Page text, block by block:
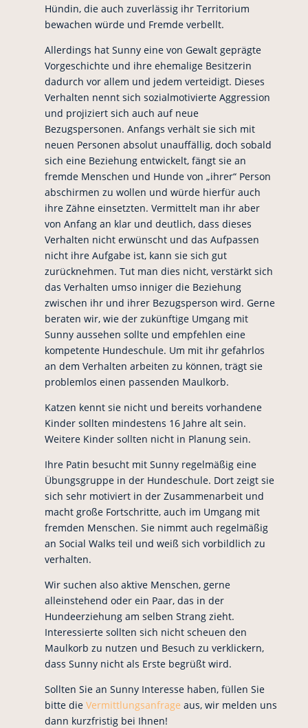
Hündin, die auch zuverlässig ihr Territorium
bewachen würde und Fremde verbellt.
Allerdings hat Sunny eine von Gewalt geprägte
Vorgeschichte und ihre ehemalige Besitzerin
dadurch vor allem und jedem verteidigt. Dieses
Verhalten nennt sich sozialmotivierte Aggression
und projiziert sich auch auf neue
Bezugspersonen. Anfangs verhält sie sich mit
neuen Personen absolut unauffällig, doch sobald
sich eine Beziehung entwickelt, fängt sie an
fremde Menschen und Hunde von „ihrer“ Person
abschirmen zu wollen und würde hierfür auch
ihre Zähne einsetzten. Vermittelt man ihr aber
von Anfang an klar und deutlich, dass dieses
Verhalten nicht erwünscht und das Aufpassen
nicht ihre Aufgabe ist, kann sie sich gut
zurücknehmen. Tut man dies nicht, verstärkt sich
das Verhalten umso inniger die Beziehung
zwischen ihr und ihrer Bezugsperson wird. Gerne
beraten wir, wie der zukünftige Umgang mit
Sunny aussehen sollte und empfehlen eine
kompetente Hundeschule. Um mit ihr gefahrlos
an dem Verhalten arbeiten zu können, trägt sie
problemlos einen passenden Maulkorb.
Katzen kennt sie nicht und bereits vorhandene
Kinder sollten mindestens 16 Jahre alt sein.
Weitere Kinder sollten nicht in Planung sein.
Ihre Patin besucht mit Sunny regelmäßig eine
Übungsgruppe in der Hundeschule. Dort zeigt sie
sich sehr motiviert in der Zusammenarbeit und
macht große Fortschritte, auch im Umgang mit
fremden Menschen. Sie nimmt auch regelmäßig
an Social Walks teil und weiß sich vorbildlich zu
verhalten.
Wir suchen also aktive Menschen, gerne
alleinstehend oder ein Paar, das in der
Hundeerziehung am selben Strang zieht.
Interessierte sollten sich nicht scheuen den
Maulkorb zu nutzen und Besuch zu verklickern,
dass Sunny nicht als Erste begrüßt wird.
Sollten Sie an Sunny Interesse haben, füllen Sie
bitte die Vermittlungsanfrage aus, wir melden uns
dann kurzfristig bei Ihnen!